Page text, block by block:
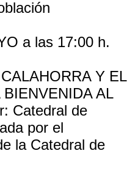
a las 17:00 h.
Y EL
AL
Catedral de
por el
la Catedral de